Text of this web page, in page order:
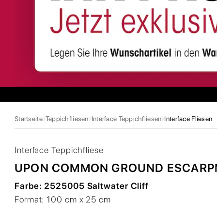
Startseite Teppichfliesen Interface Teppichfliesen Interface Fliesen
Interface Teppichfliese
UPON COMMON GROUND
Farbe: 2525005 Saltwater Cliff
Format:100 cm x 25 cm